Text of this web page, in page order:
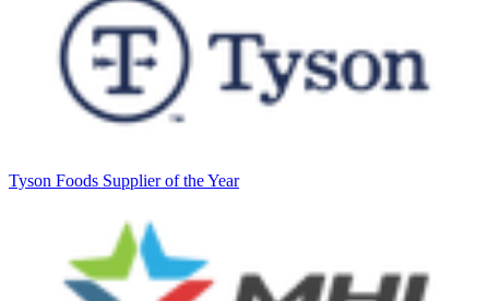
Tyson Foods Supplier of the Year